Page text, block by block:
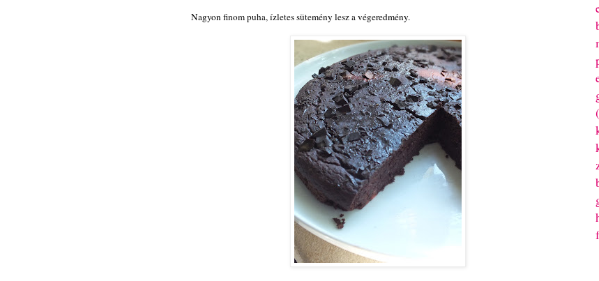
Nagyon finom puha, ízletes sütemény lesz a végeredmény.